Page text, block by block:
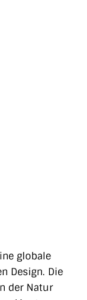
globale
Design. Die
der Natur